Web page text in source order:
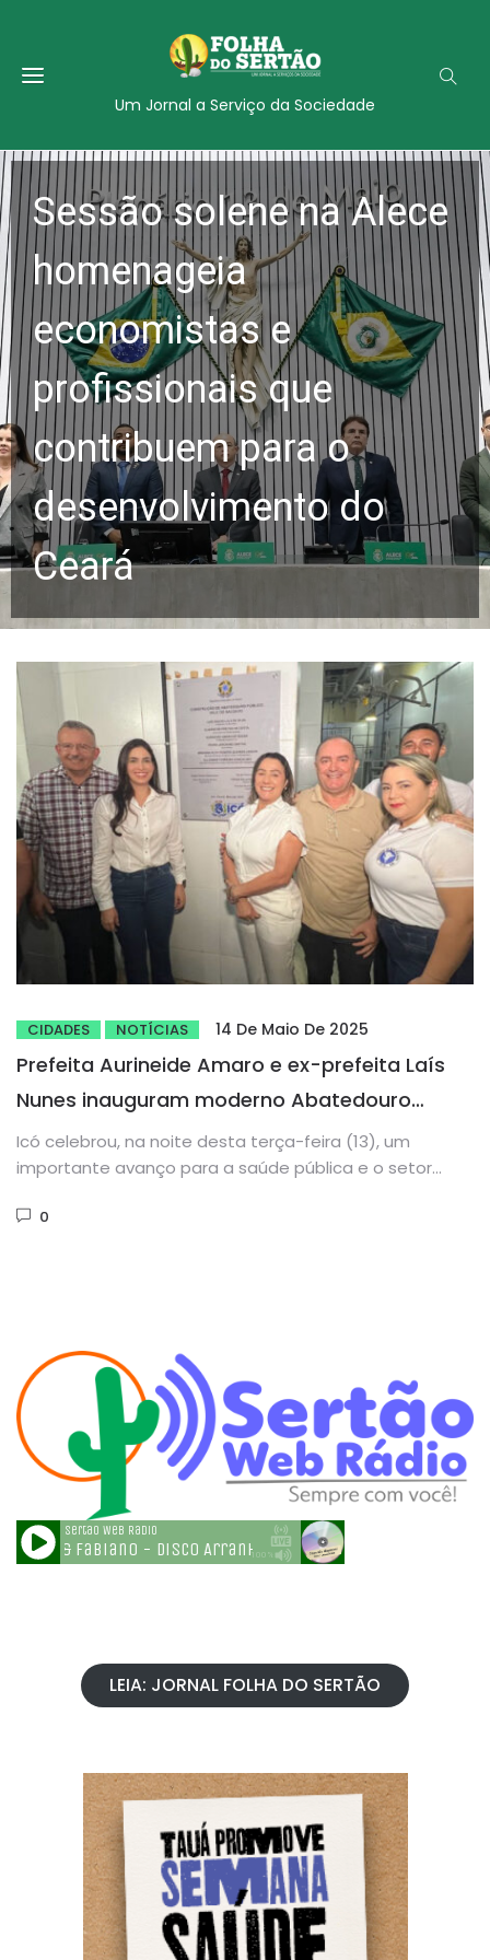
Um Jornal a Serviço da Sociedade
Sessão solene na Alece
homenageia
economistas e
profissionais que
contribuem para o
desenvolvimento do
Ceará
CIDADES NOTÍCIAS 14 De Maio De 2025
Prefeita Aurineide Amaro e ex-prefeita Laís
Nunes inauguram moderno Abatedouro
Público do Vale do Salgado em Icó
Icó celebrou, na noite desta terça-feira (13), um
importante avanço para a saúde pública e o setor
0
LEIA: JORNAL FOLHA DO SERTÃO